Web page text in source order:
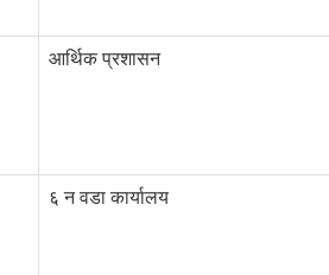
आर्थिक प्रशासन
६ न वडा कार्यालय